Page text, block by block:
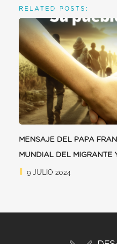
RELATED POSTS:
MENSAJE DEL PAPA
MUNDIAL DEL MIGRANTE
9 JULIO 2024